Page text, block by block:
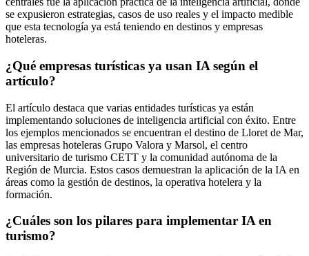
se expusieron estrategias, casos de uso reales y el impacto medible
que esta tecnología ya está teniendo en destinos y empresas
hoteleras.
¿Qué empresas turísticas ya usan IA según el
artículo?
El artículo destaca que varias entidades turísticas ya están
implementando soluciones de inteligencia artificial con éxito. Entre
los ejemplos mencionados se encuentran el destino de Lloret de Mar,
las empresas hoteleras Grupo Valora y Marsol, el centro
universitario de turismo CETT y la comunidad autónoma de la
Región de Murcia. Estos casos demuestran la aplicación de la IA en
áreas como la gestión de destinos, la operativa hotelera y la
formación.
¿Cuáles son los pilares para implementar IA en
turismo?